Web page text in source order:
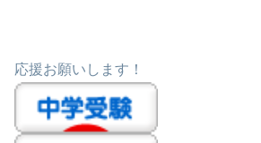
応援お願いします！